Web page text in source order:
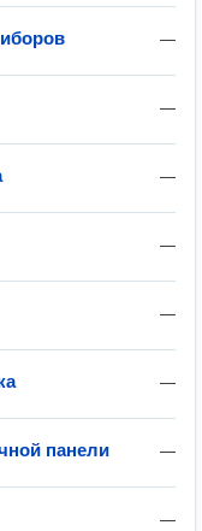
—
—
—
—
—
—
—
панели
—